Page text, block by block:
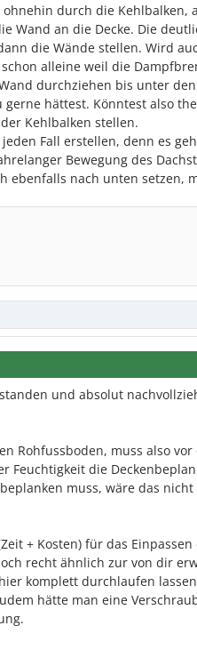
durch die Kehlbalken,
Wand an die Decke. Die
die Wände stellen. Wird
schon alleine weil die
durchziehen bis unter
gerne hättest. Könntest also
Kehlbalken stellen.
Fall erstellen, denn es
Bewegung des
ebenfalls nach unten setzen,
und absolut
Rohfussboden, muss also
Feuchtigkeit die
muss, wäre das
+ Kosten) für das
recht ähnlich zur von dir
komplett durchlaufen
hätte man eine